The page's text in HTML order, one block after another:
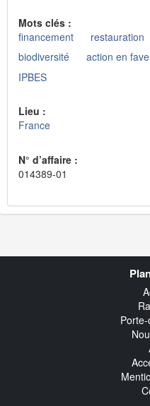
Mots clés :
financement
restauration
biodiversité
action en
IPBES
Lieu :
France
N° d’affaire :
014389-01